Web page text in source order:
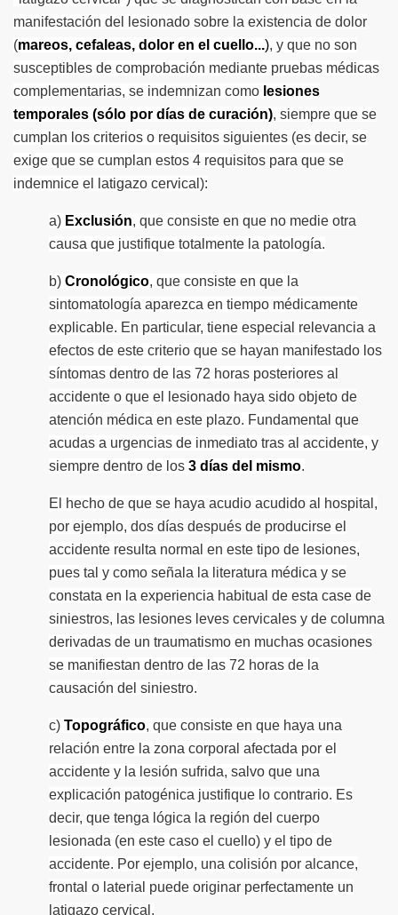
manifestación del lesionado sobre la existencia de dolor
(mareos, cefaleas, dolor en el cuello...), y que no son
susceptibles de comprobación mediante pruebas médicas
complementarias, se indemnizan como lesiones
temporales (sólo por días de curación), siempre que se
cumplan los criterios o requisitos siguientes (es decir, se
exige que se cumplan estos 4 requisitos para que se
indemnice el latigazo cervical):
a) Exclusión, que consiste en que no medie otra
causa que justifique totalmente la patología.
b) Cronológico, que consiste en que la
sintomatología aparezca en tiempo médicamente
explicable. En particular, tiene especial relevancia a
efectos de este criterio que se hayan manifestado los
síntomas dentro de las 72 horas posteriores al
accidente o que el lesionado haya sido objeto de
atención médica en este plazo. Fundamental que
acudas a urgencias de inmediato tras al accidente, y
siempre dentro de los 3 días del mismo.
El hecho de que se haya acudio acudido al hospital,
por ejemplo, dos días después de producirse el
accidente resulta normal en este tipo de lesiones,
pues tal y como señala la literatura médica y se
constata en la experiencia habitual de esta case de
siniestros, las lesiones leves cervicales y de columna
derivadas de un traumatismo en muchas ocasiones
se manifiestan dentro de las 72 horas de la
causación del siniestro.
c) Topográfico, que consiste en que haya una
relación entre la zona corporal afectada por el
accidente y la lesión sufrida, salvo que una
explicación patogénica justifique lo contrario. Es
decir, que tenga lógica la región del cuerpo
lesionada (en este caso el cuello) y el tipo de
accidente. Por ejemplo, una colisión por alcance,
frontal o laterial puede originar perfectamente un
latigazo cervical.